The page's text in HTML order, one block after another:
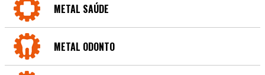
METAL SAÚDE
METAL ODONTO